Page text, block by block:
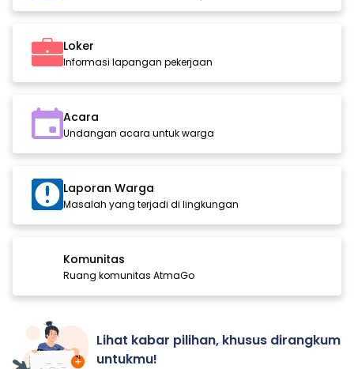
Loker
Informasi lapangan pekerjaan
Acara
Undangan acara untuk warga
Laporan Warga
Masalah yang terjadi di lingkungan
Komunitas
Ruang komunitas AtmaGo
Lihat kabar pilihan, khusus dirangkum
untukmu!